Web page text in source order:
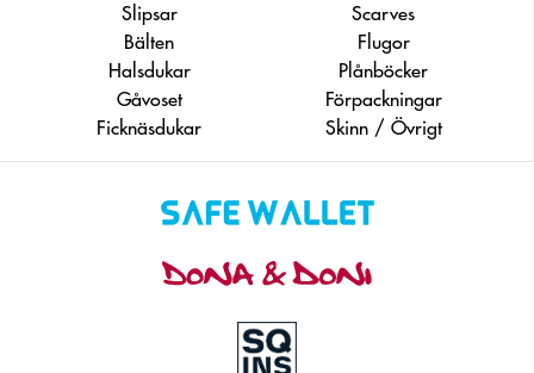
Slipsar
Scarves
Bälten
Flugor
Halsdukar
Plånböcker
Gåvoset
Förpackningar
Ficknäsdukar
Skinn / Övrigt